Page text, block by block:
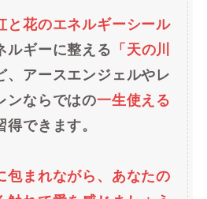
と花のエネルギーシール
ルギーに整える 「天の川
、アースエンジェルやレ
ンならではの一生使える
得できます。
包まれながら、あなたの